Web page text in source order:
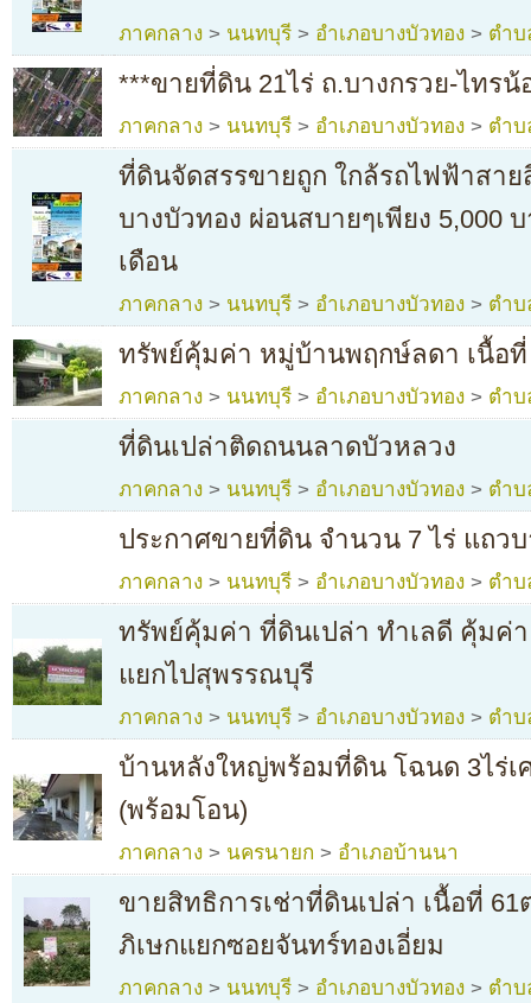
ภาคกลาง > นนทบุรี > อำเภอบางบัวทอง > ตำบ
***ขายที่ดิน 21ไร่ ถ.บางกรวย-ไทร
ภาคกลาง > นนทบุรี > อำเภอบางบัวทอง > ตำบ
ที่ดินจัดสรรขายถูก ใกล้รถไฟฟ้าสา
บางบัวทอง ผ่อนสบายๆเพียง 5,000
เดือน
ภาคกลาง > นนทบุรี > อำเภอบางบัวทอง > ตำบ
ทรัพย์คุ้มค่า หมู่บ้านพฤกษ์ลดา เนื้อที่
ภาคกลาง > นนทบุรี > อำเภอบางบัวทอง > ตำบ
ที่ดินเปล่าติดถนนลาดบัวหลวง
ภาคกลาง > นนทบุรี > อำเภอบางบัวทอง > ตำบ
ประกาศขายที่ดิน จำนวน 7 ไร่ แถว
ภาคกลาง > นนทบุรี > อำเภอบางบัวทอง > ตำบ
ทรัพย์คุ้มค่า ที่ดินเปล่า ทำเลดี คุ้มค่
แยกไปสุพรรณบุรี
ภาคกลาง > นนทบุรี > อำเภอบางบัวทอง > ตำบ
บ้านหลังใหญ่พร้อมที่ดิน โฉนด 3ไร่เ
(พร้อมโอน)
ภาคกลาง > นครนายก > อำเภอบ้านนา
ขายสิทธิการเช่าที่ดินเปล่า เนื้อที่
ภิเษกแยกซอยจันทร์ทองเอี่ยม
ภาคกลาง > นนทบุรี > อำเภอบางบัวทอง > ตำบ